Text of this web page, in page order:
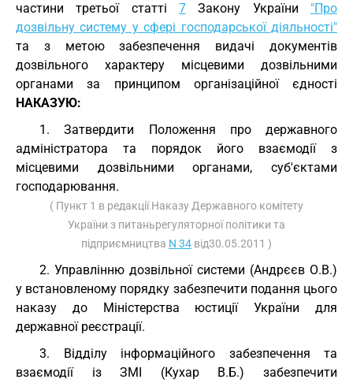
частини третьої статті 7 Закону України "Про
дозвільну систему у сфері господарської діяльності"
та з метою забезпечення видачі документів
дозвільного характеру місцевими дозвільними
органами за принципом організаційної єдності
НАКАЗУЮ:
1. Затвердити Положення про державного
адміністратора та порядок його взаємодії з
місцевими дозвільними органами, суб'єктами
господарювання.
( Пункт 1 в редакції Наказу Державного комітету
України з питаньрегуляторної політики та
підприємництва N 34 від30.05.2011 )
2. Управлінню дозвільної системи (Андрєєв О.В.)
у встановленому порядку забезпечити подання цього
наказу до Міністерства юстиції України для
державної реєстрації.
3. Відділу інформаційного забезпечення та
взаємодії із ЗМІ (Кухар В.Б.) забезпечити